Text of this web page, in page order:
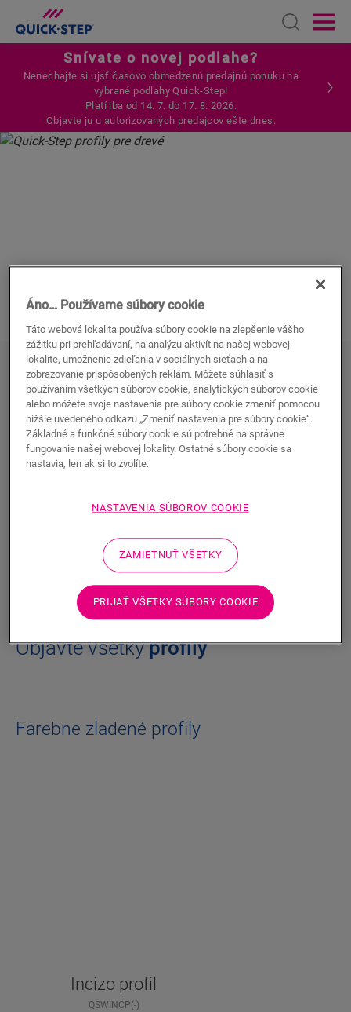
Open
Snívate o novej podlahe?
Nenechajte si ujsť časovo obmedzenú predajnú ponuku na
vybrané podlahy Quick-Step!
Platí iba od 14. 7. do 17. 8. 2026.
Objavte ju u autorizovaných predajcov ešte dnes.
Profily na drevené podlahy:
pre premostenie výšok a typov
podláh
Incizo od Quick-Step je multifunkčný ukončovací profil,
vo farebne zladených odtieňoch. Jednoduchým rezom
prechod na iný typ podlahyaleboštýlové prekrytie
dilatačnej škáry.
Objavte všetkyprofily
Farebne zladené profily
Incizo profil
QSWINCP(-)
Áno… Používame súbory cookie
Táto webová lokalita používa súbory cookie na zlepšenie vášho
zážitku pri prehľadávaní, na analýzu aktivít na našej webovej
lokalite, umožnenie zdieľania v sociálnych sieťach a na
zobrazovanie prispôsobených reklám. Môžete súhlasiť s
používaním všetkých súborov cookie, analytických súborov cookie
alebo môžete svoje nastavenia pre súbory cookie zmeniť pomocou
nižšie uvedeného odkazu „Zmeniť nastavenia pre súbory cookie“.
Základné a funkčné súbory cookie sú potrebné na správne
fungovanie našej webovej lokality. Ostatné súbory cookie sa
nastavia, len ak si to zvolíte.
NASTAVENIA SÚBOROV COOKIE
ZAMIETNUŤ VŠETKY
PRIJAŤ VŠETKY SÚBORY COOKIE